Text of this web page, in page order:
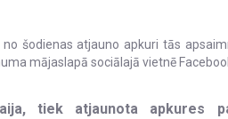
no šodienas atjauno apkuri tās
mājaslapā sociālajā vietnē
tiek atjaunota apkures